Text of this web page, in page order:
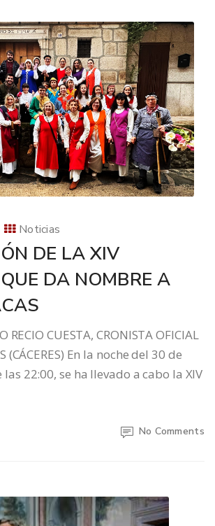
Noticias
DE LA XIV
DA NOMBRE A
RECIO CUESTA, CRONISTA OFICIAL
(CÁCERES) En la noche del 30 de
22:00, se ha llevado a cabo la XIV
No Comments